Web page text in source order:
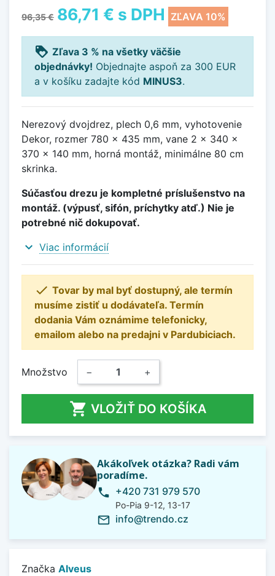
96,35 € 86,71 € s DPH ZĽAVA 10%
loyalty Zľava 3 % na všetky väčšie
objednávky! Objednajte aspoň za 300 EUR
a v košíku zadajte kód MINUS3.
Nerezový dvojdrez, plech 0,6 mm, vyhotovenie
Dekor, rozmer 780 x 435 mm, vane 2 x 340 x
370 x 140 mm, horná montáž, minimálne 80 cm
skrinka.
Súčasťou drezu je kompletné príslušenstvo na
montáž. (výpusť, sifón, príchytky atď.) Nie je
potrebné nič dokupovať.
expand_more Viac informácií
 Tovar by mal byť dostupný, ale termín
musíme zistiť u dodávateľa. Termín
dodania Vám oznámime telefonicky,
emailom alebo na predajni v Pardubiciach.
Množstvo − +
 VLOŽIŤ DO KOŠÍKA
Akákoľvek otázka? Radi vám
poradíme.
phone +420 731 979 570
Po-Pia 9-12, 13-17
mail_outline info@trendo.cz
Značka Alveus